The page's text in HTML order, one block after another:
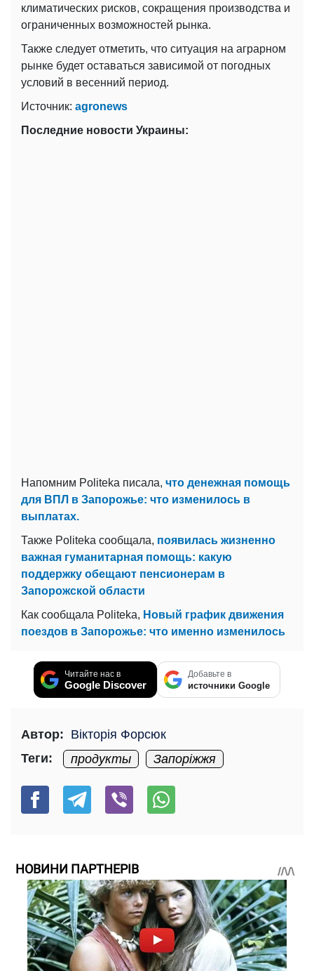
климатических рисков, сокращения производства и
ограниченных возможностей рынка.
Также следует отметить, что ситуация на аграрном
рынке будет оставаться зависимой от погодных
условий в весенний период.
Источник: agronews
Последние новости Украины:
Напомним Politeka писала, что денежная помощь
для ВПЛ в Запорожье: что изменилось в
выплатах.
Также Politeka сообщала, появилась жизненно
важная гуманитарная помощь: какую
поддержку обещают пенсионерам в
Запорожской области
Как сообщала Politeka, Новый график движения
поездов в Запорожье: что именно изменилось
Читайте нас в
Google Discover
Добавьте в
источники Google
Автор: Вікторія Форсюк
Теги:
продукты Запоріжжя
НОВИНИ ПАРТНЕРІВ